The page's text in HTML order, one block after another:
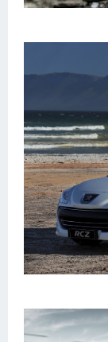
Лимузины
Грузовики
Шевроле
УАЗ
Кадиллак
Автокемпер
Феррари
Мотоциклы